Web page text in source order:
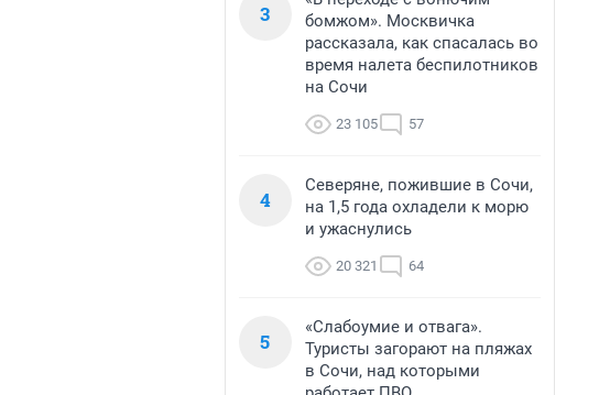
3
бомжом». Москвичка
рассказала, как спасалась во
время налета беспилотников
на Сочи
23 105 57
4
Северяне, пожившие в Сочи,
на 1,5 года охладели к морю
и ужаснулись
20 321 64
5
«Слабоумие и отвага».
Туристы загорают на пляжах
в Сочи, над которыми